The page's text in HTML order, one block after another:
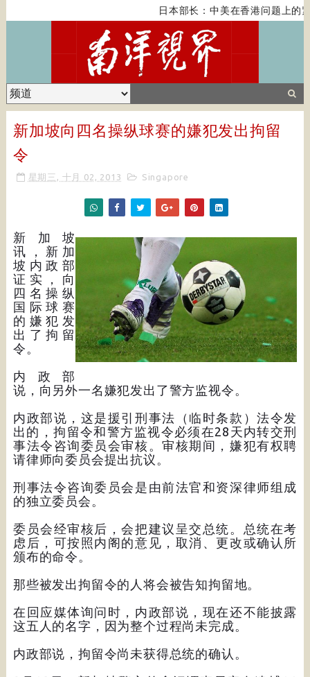
日本部长：中美在香港问题上的
新加坡向四名操纵球赛的嫌犯发出拘留
令
星期三, 十月 02, 2013 Singapore
新加坡
讯，新加
坡内政部
证实，向
四名操纵
国际球赛
的嫌犯发
出了拘留
令。
内政部
说，向另外一名嫌犯发出了警方监视令。
内政部说，这是援引刑事法（临时条款）法令发
出的，拘留令和警方监视令必须在28天内转交刑
事法令咨询委员会审核。审核期间，嫌犯有权聘
请律师向委员会提出抗议。
刑事法令咨询委员会是由前法官和资深律师组成
的独立委员会。
委员会经审核后，会把建议呈交总统。总统在考
虑后，可按照内阁的意见，取消、更改或确认所
颁布的命令。
那些被发出拘留令的人将会被告知拘留地。
在回应媒体询问时，内政部说，现在还不能披露
这五人的名字，因为整个过程尚未完成。
内政部说，拘留令尚未获得总统的确认。